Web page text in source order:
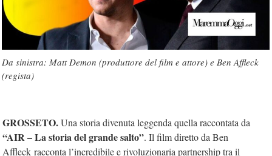
Da sinistra: Matt Demon (produttore del film e attore) e Ben Affleck
(regista)
GROSSETO.Una storia divenuta leggenda quella raccontata da
“AIR – La storia del grande salto”. Il film diretto da Ben
Affleck racconta l’incredibile e rivoluzionaria partnership tra il